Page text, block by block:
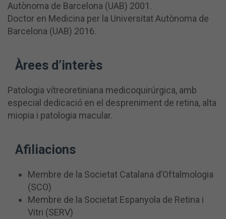
Autònoma de Barcelona (UAB) 2001.
Doctor en Medicina per la Universitat Autònoma de
Barcelona (UAB) 2016.
Àrees d’interès
Patologia vítreoretiniana medicoquirúrgica, amb
especial dedicació en el despreniment de retina, alta
miopia i patologia macular.
Afiliacions
Membre de la Societat Catalana d’Oftalmologia
(SCO)
Membre de la Societat Espanyola de Retina i
Vitri (SERV)